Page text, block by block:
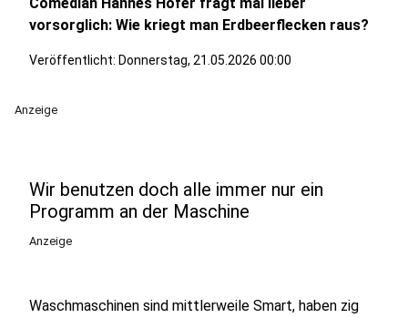
vorsorglich: Wie kriegt man Erdbeerflecken raus?
Veröffentlicht: Donnerstag, 21.05.2026 00:00
Anzeige
Wir benutzen doch alle immer nur ein
Programm an der Maschine
Anzeige
Waschmaschinen sind mittlerweile Smart, haben zig